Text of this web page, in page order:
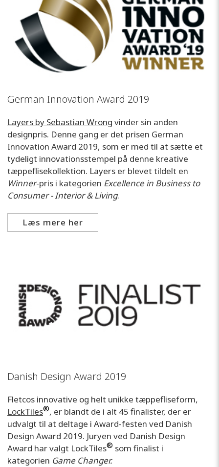
German Innovation Award 2019
Layers by Sebastian Wrong vinder sin anden
designpris. Denne gang er det prisen German
Innovation Award 2019, som er med til at sætte et
tydeligt innovationsstempel på denne kreative
tæppeflisekollektion. Layers er blevet tildelt en
Winner-pris i kategorien Excellence in Business to
Consumer - Interior & Living.
Læs mere her
Danish Design Award 2019
Fletcos innovative og helt unikke tæppefliseform,
LockTiles®, er blandt de i alt 45 finalister, der er
udvalgt til at deltage i Award-festen ved Danish
Design Award 2019. Juryen ved Danish Design
Award har valgt LockTiles® som finalist i
kategorien Game Changer.